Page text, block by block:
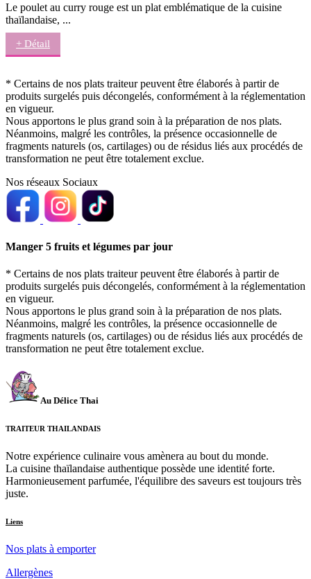
Le poulet au curry rouge est un plat emblématique de la cuisine
thaïlandaise, ...
+ Détail
* Certains de nos plats traiteur peuvent être élaborés à partir de
produits surgelés puis décongelés, conformément à la réglementation
en vigueur.
Nous apportons le plus grand soin à la préparation de nos plats.
Néanmoins, malgré les contrôles, la présence occasionnelle de
fragments naturels (os, cartilages) ou de résidus liés aux procédés de
transformation ne peut être totalement exclue.
Nos réseaux Sociaux
Manger 5 fruits et légumes par jour
* Certains de nos plats traiteur peuvent être élaborés à partir de
produits surgelés puis décongelés, conformément à la réglementation
en vigueur.
Nous apportons le plus grand soin à la préparation de nos plats.
Néanmoins, malgré les contrôles, la présence occasionnelle de
fragments naturels (os, cartilages) ou de résidus liés aux procédés de
transformation ne peut être totalement exclue.
Au Délice Thai
TRAITEUR THAILANDAIS
Notre expérience culinaire vous amènera au bout du monde.
La cuisine thaïlandaise authentique possède une identité forte.
Harmonieusement parfumée, l'équilibre des saveurs est toujours très
juste.
Liens
Nos plats à emporter
Allergènes